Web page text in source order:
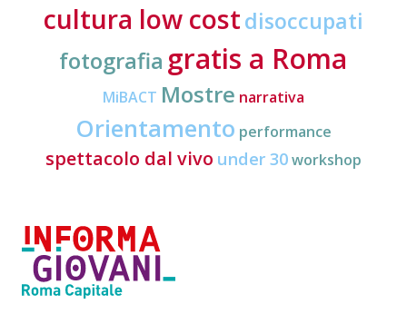
cultura low costdisoccupati
fotografia gratis a Roma
MiBACT Mostre narrativa
Orientamento performance
spettacolo dal vivo under 30workshop